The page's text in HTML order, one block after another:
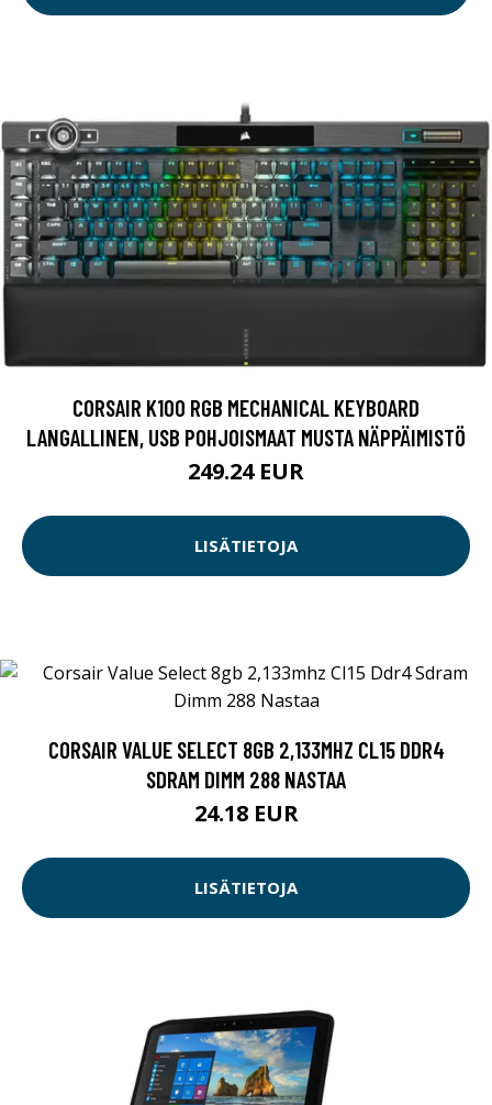
CORSAIR K100 RGB MECHANICAL KEYBOARD
LANGALLINEN, USB POHJOISMAAT MUSTA NÄPPÄIMISTÖ
249.24 EUR
LISÄTIETOJA
CORSAIR VALUE SELECT 8GB 2,133MHZ CL15 DDR4
SDRAM DIMM 288 NASTAA
24.18 EUR
LISÄTIETOJA